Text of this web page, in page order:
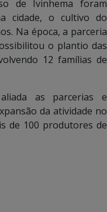
de Ivinhema foram
cidade, o cultivo do
Na época, a parceria
o plantio das
12 famílias de
as parcerias e
da atividade no
de 100 produtores de